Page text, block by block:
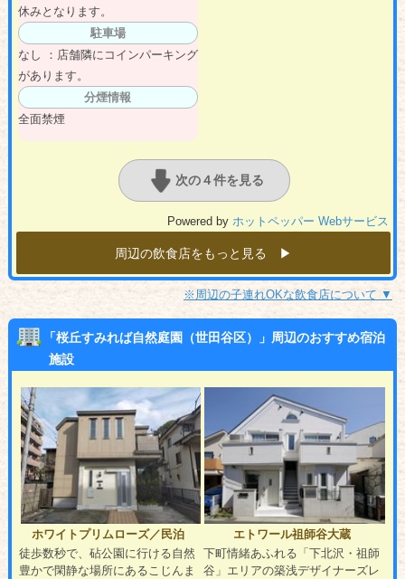
休みとなります。
駐車場
なし ：店舗隣にコインパーキング
があります。
分煙情報
全面禁煙
次の４件を見る
Powered by ホットペッパー Webサービス
周辺の飲食店をもっと見る ▶︎
※周辺の子連れOKな飲食店について ▼
「桜丘すみれば自然庭園（世田谷区）」周辺のおすすめ宿泊
施設
ホワイトプリムローズ／民泊
徒歩数秒で、砧公園に行ける自然
豊かで閑静な場所にあるこじんま
エトワール祖師谷大蔵
下町情緒あふれる「下北沢・祖師
谷」エリアの築浅デザイナーズレ